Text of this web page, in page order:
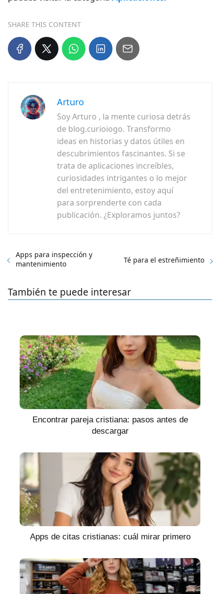
SHARE THIS CONTENT
Arturo
Soy Arturo , la mente curiosa detrás
de blog.curioiogo. Transformo
ideas en historias y datos útiles en
descubrimientos fascinantes. Si se
trata de aplicaciones increíbles,
curiosidades intrigantes o lo mejor
del entretenimiento, estoy aquí
para sorprenderte con cada
publicación. ¿Exploramos juntos?
Apps para inspección y
mantenimiento
Té para el estreñimiento
También te puede interesar
Encontrar pareja cristiana: pasos antes de
descargar
Apps de citas cristianas: cuál mirar primero